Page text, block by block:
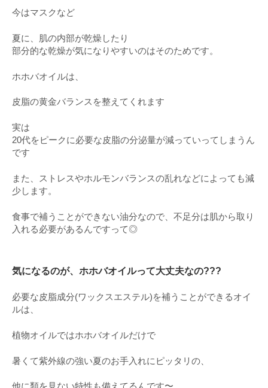
今はマスクなど
夏に、肌の内部が乾燥したり
部分的な乾燥が気になりやすいのはそのためです。
ホホバオイルは、
皮脂の黄金バランスを整えてくれます
実は
20代をピークに必要な皮脂の分泌量が減っていってしまうん
です
また、ストレスやホルモンバランスの乱れなどによっても減
少します。
食事で補うことができない油分なので、不足分は肌から取り
入れる必要があるんですって◎
気になるのが、ホホバオイルって大丈夫なの???
必要な皮脂成分(ワックスエステル)を補うことができるオイ
ルは、
植物オイルではホホバオイルだけで
暑くて紫外線の強い夏のお手入れにピッタリの、